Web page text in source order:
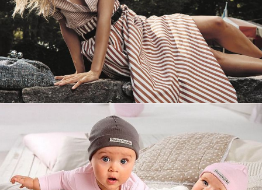
Имиджевый сайт для сети магазинов
Soho Project
Смотреть проект